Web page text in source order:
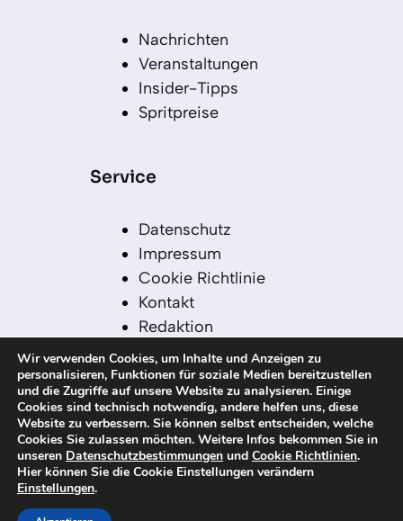
Nachrichten
Veranstaltungen
Insider-Tipps
Spritpreise
Service
Datenschutz
Impressum
Cookie Richtlinie
Kontakt
Redaktion
Redaktionelle Leitlinien
Sitemap
Einsatz von KI in der
Redaktion
© 2026 kanaren-nachrichten.com – Alle
Rechte vorbehalten
Wir verwenden Cookies, um Inhalte und Anzeigen zu
personalisieren, Funktionen für soziale Medien bereitzustellen
und die Zugriffe auf unsere Website zu analysieren. Einige
Cookies sind technisch notwendig, andere helfen uns, diese
Website zu verbessern. Sie können selbst entscheiden, welche
Cookies Sie zulassen möchten. Weitere Infos bekommen Sie in
unseren Datenschutzbestimmungen und Cookie Richtlinien.
Hier können Sie die Cookie Einstellungen verändern
Einstellungen.